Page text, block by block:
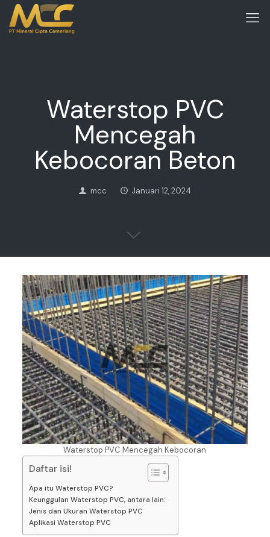
Waterstop PVC
Mencegah
Kebocoran Beton
mcc Januari 12, 2024
Waterstop PVC Mencegah Kebocoran
Daftar isi!
Apa itu Waterstop PVC?
Keunggulan Waterstop PVC, antara lain:
Jenis dan Ukuran Waterstop PVC
Aplikasi Waterstop PVC